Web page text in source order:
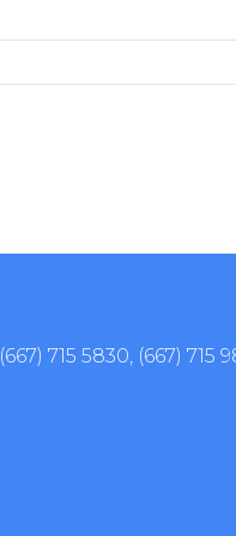
(667) 715 5830, (667) 715